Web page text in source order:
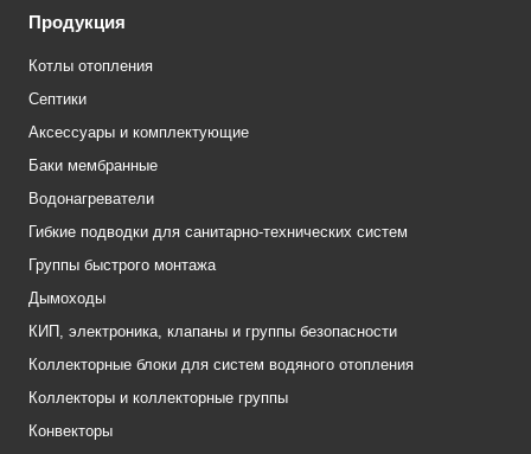
Продукция
Котлы отопления
Септики
Аксессуары и комплектующие
Баки мембранные
Водонагреватели
Гибкие подводки для санитарно-технических систем
Группы быстрого монтажа
Дымоходы
КИП, электроника, клапаны и группы безопасности
Коллекторные блоки для систем водяного отопления
Коллекторы и коллекторные группы
Конвекторы